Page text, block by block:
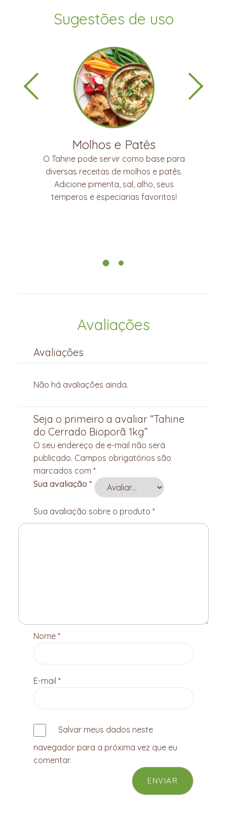
Sugestões de uso
Molhos e Patês
O Tahine pode servir como base para
diversas receitas de molhos e patês.
Adicione pimenta, sal, alho, seus
temperos e especiarias favoritos!
Avaliações
Avaliações
Não há avaliações ainda.
Seja o primeiro a avaliar “Tahine
do Cerrado Bioporã 1kg”
O seu endereço de e-mail não será
publicado. Campos obrigatórios são
marcados com *
Sua avaliação *
Sua avaliação sobre o produto *
Nome *
E-mail *
Salvar meus dados neste
navegador para a próxima vez que eu
comentar.